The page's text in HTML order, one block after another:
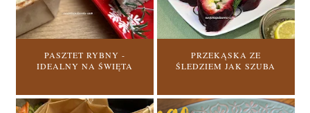
PASZTET RYBNY -
IDEALNY NA ŚWIĘTA
PRZEKĄSKA ZE
ŚLEDZIEM JAK SZUBA